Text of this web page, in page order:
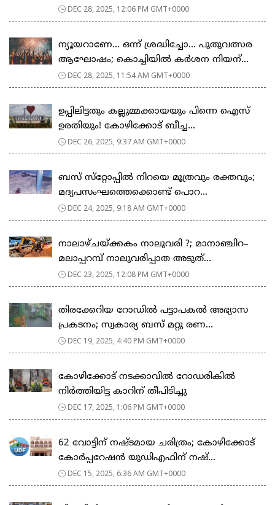
DEC 28, 2025, 12:06 PM GMT+0000
ന്യൂയറാണേ… ഒന്ന് ശ്രദ്ധിച്ചോ… പുതുവത്സര
ആഘോഷം; കൊച്ചിയിൽ കർശന നിയന്...
DEC 28, 2025, 11:54 AM GMT+0000
ഉപ്പിലിട്ടതും കല്ലുമ്മക്കായയും പിന്നെ ഐസ്
ഉരതിയും! കോഴിക്കോട് ബീച്ച...
DEC 26, 2025, 9:37 AM GMT+0000
ബസ് സ്‌റ്റോപ്പില്‍ നിറയെ മൂത്രവും രക്തവും;
മദ്യപസംഘത്തെക്കൊണ്ട് പൊറ...
DEC 24, 2025, 9:18 AM GMT+0000
നാലാഴ്ചയ്ക്കകം നാലുവരി ?; മാനാഞ്ചിറ–
മലാപ്പറമ്പ് നാലുവരിപ്പാത അടുത്...
DEC 23, 2025, 12:08 PM GMT+0000
തിരക്കേറിയ റോഡില്‍ പട്ടാപകല്‍ അഭ്യാസ
പ്രകടനം; സ്വകാര്യ ബസ് മറ്റു രണ...
DEC 19, 2025, 4:40 PM GMT+0000
കോഴിക്കോട് നടക്കാവിൽ റോഡരികിൽ
നിര്‍ത്തിയിട്ട കാറിന് തീപിടിച്ചു
DEC 17, 2025, 1:06 PM GMT+0000
62 വോട്ടിന് നഷ്ടമായ ചരിത്രം; കോഴിക്കോട്
കോർപ്പറേഷൻ യുഡിഎഫിന് നഷ്...
DEC 15, 2025, 6:36 AM GMT+0000